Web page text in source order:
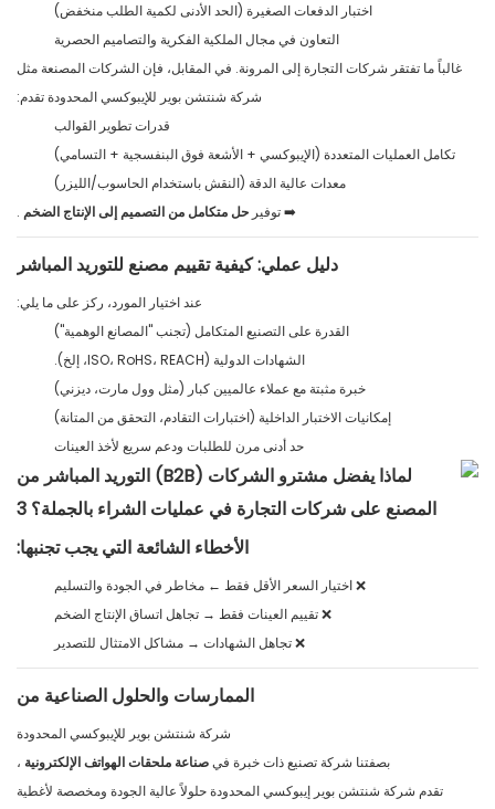
اختبار الدفعات الصغيرة (الحد الأدنى لكمية الطلب منخفض)
التعاون في مجال الملكية الفكرية والتصاميم الحصرية
غالباً ما تفتقر شركات التجارة إلى المرونة. في المقابل، فإن الشركات المصنعة مثل
شركة شنتشن بوير للإيبوكسي المحدودة تقدم:
قدرات تطوير القوالب
تكامل العمليات المتعددة (الإيبوكسي + الأشعة فوق البنفسجية + التسامي)
معدات عالية الدقة (النقش باستخدام الحاسوب/الليزر)
➡️ توفير حل متكامل من التصميم إلى الإنتاج الضخم .
دليل عملي: كيفية تقييم مصنع للتوريد المباشر
عند اختيار المورد، ركز على ما يلي:
القدرة على التصنيع المتكامل (تجنب "المصانع الوهمية")
الشهادات الدولية (ISO، RoHS، REACH، إلخ).
خبرة مثبتة مع عملاء عالميين كبار (مثل وول مارت، ديزني)
إمكانيات الاختبار الداخلية (اختبارات التقادم، التحقق من المتانة)
حد أدنى مرن للطلبات ودعم سريع لأخذ العينات
الأخطاء الشائعة التي يجب تجنبها:
❌ اختيار السعر الأقل فقط ← مخاطر في الجودة والتسليم
❌ تقييم العينات فقط → تجاهل اتساق الإنتاج الضخم
❌ تجاهل الشهادات → مشاكل الامتثال للتصدير
الممارسات والحلول الصناعية من
شركة شنتشن بوير للإيبوكسي المحدودة
بصفتنا شركة تصنيع ذات خبرة فيصناعة ملحقات الهواتف الإلكترونية ،
تقدم شركة شنتشن بوير إيبوكسي المحدودة حلولاً عالية الجودة ومخصصة لأغطية